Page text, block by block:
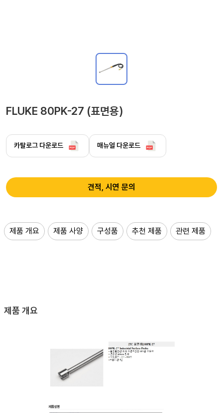
FLUKE 80PK-27 (표면용)
카탈로그 다운로드 매뉴얼 다운로드
견적, 시연 문의
제품 개요 제품 사양 구성품 추천 제품 관련 제품
제품 개요